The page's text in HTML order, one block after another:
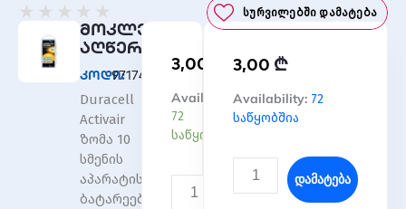
★ ★ ★ ★ ★
0
out
5
Სურვილებში Დამატება
მოკლე
აღწერა
კოდი:971746
Duracell
Activair
ზომა 10
სმენის
აპარატის
ბატარეები
3,00
Availability:
72
საწყობშია
რაოდენობა:
სმენის
აპარატის
Დამატება
3,00 ₾
Availability: 72
საწყობშია
რაოდენობა:
სმენის
Დამატება